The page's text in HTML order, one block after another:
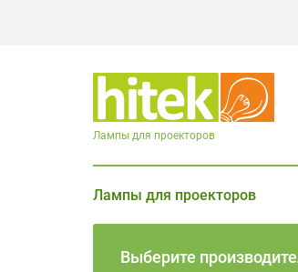
Лампы для проекторов
Лампы для проекторов
Выберите